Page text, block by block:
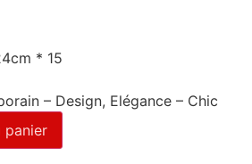
* 15
– Design, Elégance – Chic
panier